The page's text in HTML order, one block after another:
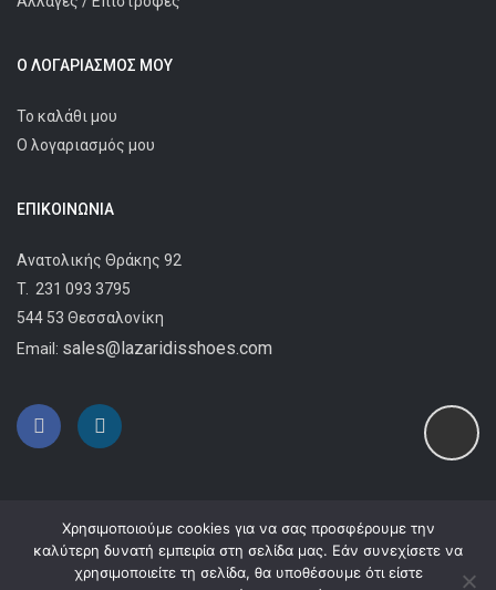
Ο ΛΟΓΑΡΙΑΣΜΌΣ ΜΟΥ
Το καλάθι μου
Ο λογαριασμός μου
ΕΠΙΚΟΙΝΩΝΊΑ
Ανατολικής Θράκης 92
T. 231 093 3795
544 53 Θεσσαλονίκη
Email: sales@lazaridisshoes.com
Copyright © 2024 Lazaridis Shoes
Χρησιμοποιούμε cookies για να σας προσφέρουμε την
καλύτερη δυνατή εμπειρία στη σελίδα μας. Εάν συνεχίσετε να
χρησιμοποιείτε τη σελίδα, θα υποθέσουμε ότι είστε